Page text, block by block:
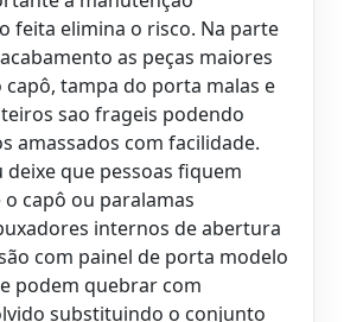
feita elimina o risco. Na parte
as peças maiores
tampa do porta malas e
sao frageis podendo
amassados com facilidade.
deixe que pessoas fiquem
capô ou paralamas
internos de abertura
com painel de porta modelo
podem quebrar com
substituindo o conjunto